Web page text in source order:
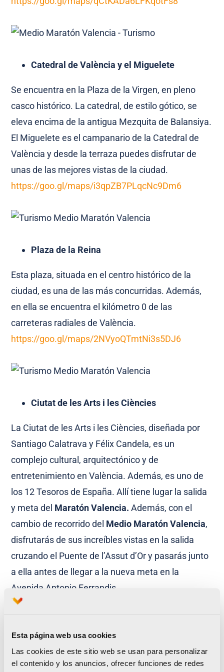
Esta página web usa cookies
Las cookies de este sitio web se usan para personalizar
el contenido y los anuncios, ofrecer funciones de redes
Catedral de València y el Miguelete
Se encuentra en la Plaza de la Virgen, en pleno
casco histórico. La catedral, de estilo gótico, se
eleva encima de la antigua Mezquita de Balansiya.
El Miguelete es el campanario de la Catedral de
València y desde la terraza puedes disfrutar de
unas de las mejores vistas de la ciudad.
https://goo.gl/maps/i3qpZB7PLqcNc9Dm6
Plaza de la Reina
Esta plaza, situada en el centro histórico de la
ciudad, es una de las más concurridas. Además,
en ella se encuentra el kilómetro 0 de las
carreteras radiales de València.
https://goo.gl/maps/2NVyoQTmtNi3s5DJ6
Ciutat de les Arts i les Ciències
La Ciutat de les Arts i les Ciències, diseñada por
Santiago Calatrava y Félix Candela, es un
complejo cultural, arquitectónico y de
entretenimiento en València. Además, es uno de
los 12 Tesoros de España. Allí tiene lugar la salida
y meta del Maratón Valencia.Además, con el
cambio de recorrido del Medio Maratón Valencia,
disfrutarás de sus increíbles vistas en la salida
cruzando el Puente de l’Assut d’Or y pasarás junto
a ella antes de llegar a la nueva meta en la
Avenida Antonio Ferrandis.
https://goo.gl/maps/uWX4G4t4DSaKxvH39
Museo y Colegio del Arte Mayor de la Seda